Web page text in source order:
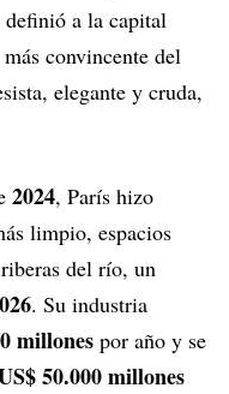
definió a la capital
convincente del
elegante y cruda,
2024, París hizo
limpio, espacios
del río, un
. Su industria
millones por año y se
50.000 millones